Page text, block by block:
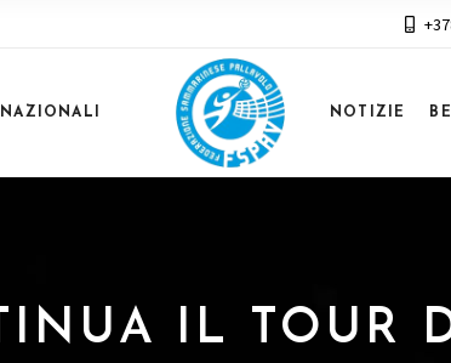
NOTIZIE
IL TOUR